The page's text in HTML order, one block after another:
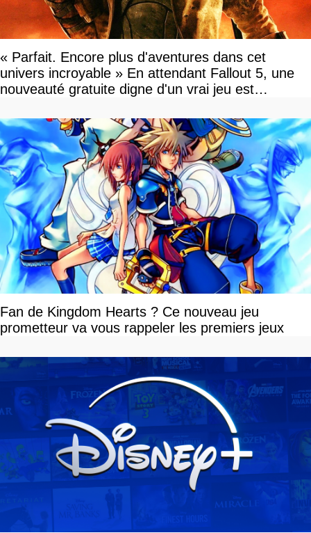
« Parfait. Encore plus d'aventures dans cet
univers incroyable » En attendant Fallout 5, une
nouveauté gratuite digne d'un vrai jeu est
Fan de Kingdom Hearts ? Ce nouveau jeu
prometteur va vous rappeler les premiers jeux